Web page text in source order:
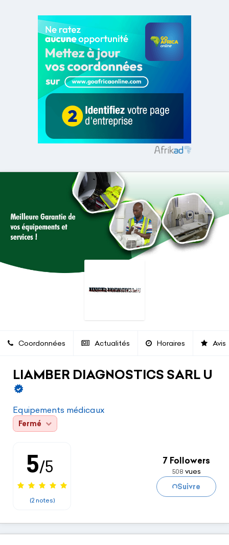
Coordonnées Actualités Horaires Avis
LIAMBER DIAGNOSTICS SARL U
Equipements médicaux
Fermé
5/5
(2 notes)
7 Followers
508 vues
Chargement...
Suivre